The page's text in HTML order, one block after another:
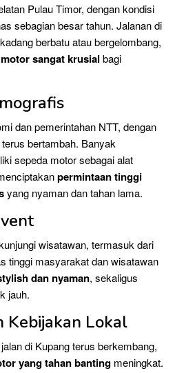
Pulau Timor, dengan kondisi
sebagian besar tahun. Jalanan di
berbatu atau bergelombang,
sangat krusial bagi
dan pemerintahan NTT, dengan
bertambah. Banyak
sepeda motor sebagai alat
permintaan tinggi
yang nyaman dan tahan lama.
wisatawan, termasuk dari
tinggi masyarakat dan wisatawan
dan nyaman, sekaligus
jauh.
Kebijakan Lokal
di Kupang terus berkembang,
yang tahan banting meningkat.